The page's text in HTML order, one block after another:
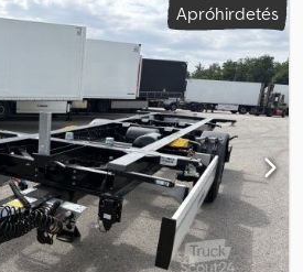
a kereskedői csomagotApróhirdetés